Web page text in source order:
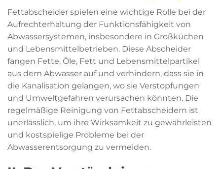
Fettabscheider spielen eine wichtige Rolle bei der
Aufrechterhaltung der Funktionsfähigkeit von
Abwassersystemen, insbesondere in Großküchen
und Lebensmittelbetrieben. Diese Abscheider
fangen Fette, Öle, Fett und Lebensmittelpartikel
aus dem Abwasser auf und verhindern, dass sie in
die Kanalisation gelangen, wo sie Verstopfungen
und Umweltgefahren verursachen könnten. Die
regelmäßige Reinigung von Fettabscheidern ist
unerlässlich, um ihre Wirksamkeit zu gewährleisten
und kostspielige Probleme bei der
Abwasserentsorgung zu vermeiden.